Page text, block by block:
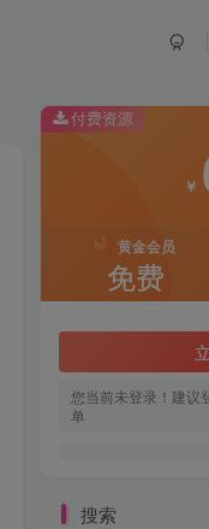
付费资源
￥
黄金会员
免费
您当前未登录！建议
单
搜索